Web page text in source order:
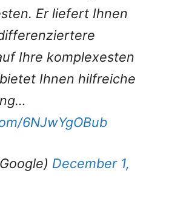
Er liefert Ihnen
Ihre komplexesten
Ihnen hilfreiche
6NJwYgOBub
December 1,